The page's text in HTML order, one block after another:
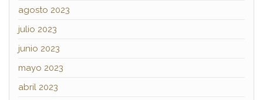
agosto 2023
julio 2023
junio 2023
mayo 2023
abril 2023